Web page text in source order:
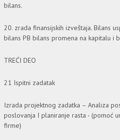
bilans.
20. zrada finansijskih izveštaja. Bilans
bilans PB bilans promena na kapitalu i
TREĆI DEO
21 Ispitni zadatak
Izrada projektnog zadatka – Analiza
poslovanja I planiranje rasta - (pomoć
firme)